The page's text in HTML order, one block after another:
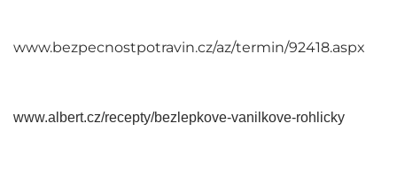
www.bezpecnostpotravin.cz/az/termin/92418.aspx
www.albert.cz/recepty/bezlepkove-vanilkove-rohlicky